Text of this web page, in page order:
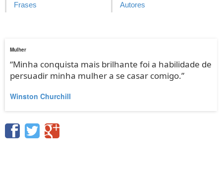
Frases Autores
Mulher
“Minha conquista mais brilhante foi a habilidade de
persuadir minha mulher a se casar comigo.”
Winston Churchill